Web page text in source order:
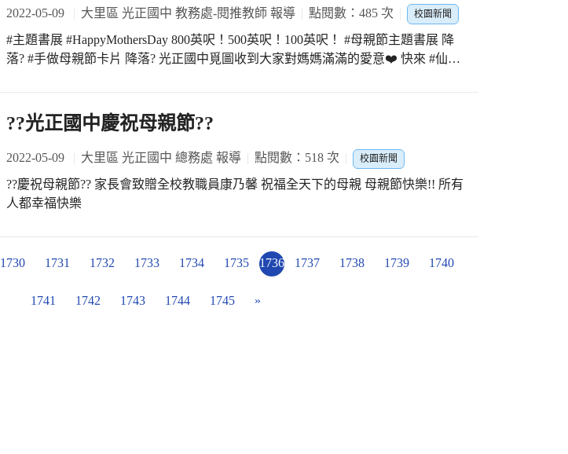
演，特別改以班級分別錄製的方式呈現學生學習英語歌謠的成果。 英語歌謠是學校
多年來推展的特色課程之一，每個學年每位學生都會學習6首英語歌謠，透過吟唱這
些朗朗上口的英語歌謠或歌曲，學生能在不知不覺中熟悉更多英語單字及句子，甚
至在這些歌謠/歌曲中能了解西方文化及東西方文化的差異，例如”Today is Monday”
並且這些英文單字都能非常熟練地唱出來。6年級陳同學表示唱”memories”這首歌讓
憶。 校長胡秀美表示孩子們每一個成長過程都是一步一腳印的累積，學習也是，慢
慢累積成孩子們的能力，學習活動本身就是讓孩子們體驗面對表演的完美展出，需
要付出很多的時間練習，也讓孩子們感受到老師的指導與付出，一遍又一遍不辭辛
學的耕耘、品德教育的深耕及閱讀教育的推動，都是在培養學生的跨域能力，為了
2022-05-09 大里區 光正國中 教務處-閱推教師 報導 點閱數：485 次 校園新聞
#主題書展 #HappyMothersDay 800英呎！500英呎！100英呎！ #母親節主題書展 降
落? #手做母親節卡片 降落? 光正國中覓圖收到大家對媽媽滿滿的愛意❤️ 快來 #仙女
??光正國中慶祝母親節??
2022-05-09 大里區 光正國中 總務處 報導 點閱數：518 次 校園新聞
??慶祝母親節?? 家長會致贈全校教職員康乃馨 祝福全天下的母親 母親節快樂!! 所有
人都幸福快樂
1730 1731 1732 1733 1734 1735 1736 1737 1738 1739 1740
1741 1742 1743 1744 1745 »